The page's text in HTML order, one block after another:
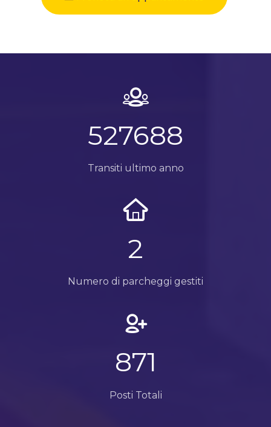
648617
Transiti ultimo anno
3
Numero di parcheggi gestiti
1070
Posti Totali